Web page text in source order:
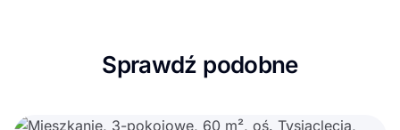
Sprawdź podobne